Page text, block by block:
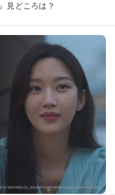
見どころは？